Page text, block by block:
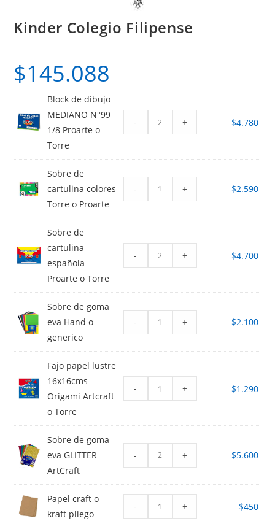
Kinder Colegio Filipense
$145.088
Block de dibujo
MEDIANO N°99
1/8 Proarte o
Torre
- + $4.780
Sobre de
cartulina colores
Torre o Proarte
- + $2.590
Sobre de
cartulina
española
Proarte o Torre
- + $4.700
Sobre de goma
eva Hand o
generico
- + $2.100
Fajo papel lustre
16x16cms
Origami Artcraft
o Torre
- + $1.290
Sobre de goma
eva GLITTER
ArtCraft
- + $5.600
Papel craft o
kraft pliego
- + $450